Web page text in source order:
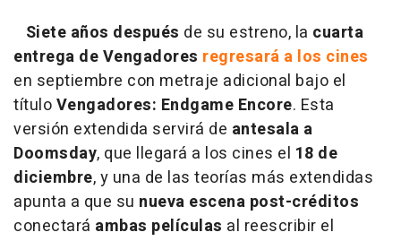
Siete años después de su estreno, la cuarta
entrega de Vengadores regresará a los cines
en septiembre con metraje adicional bajo el
títuloVengadores: Endgame Encore. Esta
versión extendida servirá de antesala a
Doomsday, que llegará a los cines el 18 de
diciembre, y una de las teorías más extendidas
apunta a que su nueva escena post-créditos
conectará ambas películas al reescribir el